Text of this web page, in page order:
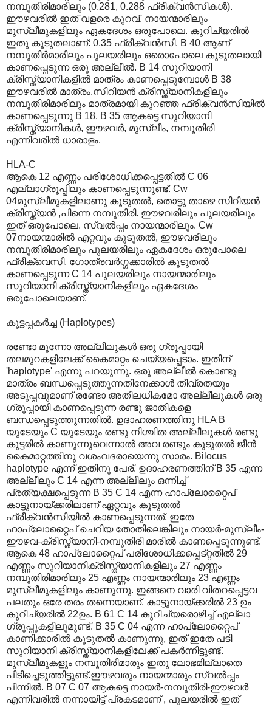
നമ്പൂതിരിമാരിലും (0.281, 0.288 ഫ്രീക്വന്‍സികള്‍).
ഈഴവരില്‍ ഇത് വളരെ കുറവ്. നായന്മാരിലും
മുസ്ലീമുകളിലും ഏകദേശം ഒരുപോലെ. കുറിച്യരില്‍
ഇതു കൂടുതലാണ്: 0.35 ഫ്രീക്വന്‍സി. B 40 ആണ്
നമ്പൂതിര്‍മാരിലും പുലയരിലും ഒരൊപോലെ കൂടുതലായി
കാണപ്പെടുന്ന ഒരു അല്ലീല്‍. B 14 സുറിയാനി
ക്രിസ്ത്യാനികളില്‍ മാത്രം കാണപ്പെടുമ്പോള്‍ B 38
ഈഴവരില്‍ മാത്രം.സിറിയന്‍ ക്രിസ്ത്യാനികളിലും
നമ്പൂതിരി‍മാരിലും മാത്രമായി കുറഞ്ഞ ഫ്രീക്വന്‍സിയില്‍
കാണപ്പെടുന്നു B 18. B 35 ആകട്ടെ സുറിയാനി
ക്രിസ്ത്യാനികള്‍, ഈഴവര്‍, മുസ്ലീം, നമ്പൂതിരി
എന്നിവരില്‍ ധാരാളം.
HLA-C
ആകെ 12 എണ്ണം പരിശോധിക്കപ്പെട്ടതില്‍ C 06
എല്ലാഗ്രൂപ്പിലും കാണപ്പെടുന്നുണ്ട്. Cw
04മുസ്ലീമുകളിലാണു കൂടുതല്‍, തൊട്ടു താഴെ സിറിയന്‍‍
ക്രിസ്ത്യന്‍ ,പിന്നെ നമ്പൂതിരി. ഈഴവരിലും പുലയരിലും
ഇത് ഒരുപോലെ. സ്വല്‍പ്പം നായന്മാരിലും. Cw
07നായന്മാരില്‍ എറ്റവും കൂടുതല്‍, ഈഴവരിലും
നമ്പൂതിരിമാരിലും പുലയരിലും ഏകദേശം ഒരുപോലെ
ഫ്രീക്വെസി. ഗോത്രവര്‍ഗ്ഗക്കാരില്‍ കൂടുതല്‍
കാണപ്പെടുന്ന C 14 പുലയരിലും നായന്മാരിലും
സുറിയാനി ക്രിസ്ത്യാനികളിലും ഏകദേശം
ഒരുപോലെയാണ്.
കൂട്ടപ്പകര്‍ച്ച (Haplotypes)
രണ്ടോ മൂന്നോ അല്ലീലുകള്‍ ഒരു ഗ്രൂപ്പായി
തലമുറകളിലേക്ക് കൈമാറ്റം ചെയ്യപ്പെടാം. ഇതിന്
'haplotype' എന്നു പറയുന്നു. ഒരു അല്ലീല്‍ കൊണ്ടു
മാത്രം ബന്ധപ്പെടുത്തുന്നതിനേക്കാള്‍ തീവ്രതയും
അടുപ്പവുമാണ് രണ്ടോ അതിലധികമോ അല്ലീലുകള്‍ ഒരു
ഗ്രൂപ്പായി കാണപ്പെടുന്ന രണ്ടു ജാതികളെ
ബന്ധപ്പെടുത്തുന്നതില്‍. ഉദാഹരണത്തിനു HLA B
യുടേയും C യുടേയും രണ്ടു നിശ്ചിത അല്ലീലുകള്‍ രണ്ടു
കൂട്ടരില്‍ കാണുന്നുവെന്നാല്‍ അവ രണ്ടും കൂടുതല്‍ ജീന്‍
കൈമാറ്റത്തിനു വശംവദരായെന്നു സാരം. Bilocus
haplotype എന്ന് ഇതിനു പേര്. ഉദാഹരണത്തിന് B 35 എന്ന
അല്ലീലും C 14 എന്ന അല്ലീലും ഒന്നിച്ച്
പ്രത്യക്ഷപ്പെടുന്ന B 35 C 14 എന്ന ഹാപ്ലോറ്റൈപ്
കാട്ടുനായ്ക്കരിലാണ് ഏറ്റവും കൂടുതല്‍
ഫ്രീക്വന്‍സിയില്‍ കാണപ്പെടുന്നത്. ഇതേ
ഹാപ്ലോറ്റൈപ് ചെറിയ തോതിലെങ്കിലും നായര്‍-മുസ്ലീം-
ഈഴവ-ക്രിസ്ത്യാനി-നമ്പൂതിരി മാരില്‍ കാണപ്പെടുന്നുണ്ട്.
ആകെ 48 ഹാപ്ലോറ്റൈപ് പരിശോധിക്കപ്പെട്റ്റതില്‍ 29
എണ്ണം സുറിയാനിക്രിസ്ത്യാനികളിലും 27 എണ്ണം
നമ്പൂതിരിമാരിലും 25 എണ്ണം നായന്മാരിലും 23 എണ്ണം
മുസ്ലീമുകളിലും കാണുന്നു. ഇങ്ങനെ വാരി വിതറപ്പെട്ടവ
പലതും ഒരേ തരം തന്നെയാണ്. കാട്ടുനായ്ക്കരില്‍ 23 ഉം
കുറിച്യരില്‍ 22ഉം. B 61 C 14 കുറിച്യരൊഴിച്ച് എല്ലാ
ഗ്രൂപ്പുകളിലുമുണ്ട്. B 35 C 04 എന്ന ഹാപ്ലോറ്റൈപ്
കാണിക്കാരില്‍ കൂടുതല്‍ കാണുന്നു, ഇത് ഇതേ പടി
സുറിയാനി‍ ക്രിസ്ത്യാനികളിലേക്ക് പകര്‍ന്നിട്ടുണ്ട്.
മുസ്ലീമുകളും നമ്പൂതിരിമാരും ഇതു ലോഭമില്ലാതെ
പിടിച്ചെടുത്തിട്ടുണ്ട്.ഈഴവരും നായന്മാരും സ്വല്‍പ്പം
പിന്നില്‍. B 07 C 07 ആകട്ടെ നായര്‍-നമ്പൂതിരി-ഈഴവര്‍
എന്നിവരില്‍ നന്നായിട്ട് പ്രകടമാണ് , പുലയരില്‍ ഇത്